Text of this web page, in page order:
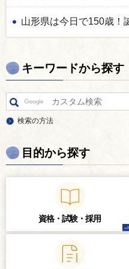
山形県は今日で150歳！
キーワードから探す
検索の方法
目的から探す
資格・試験・ 採用